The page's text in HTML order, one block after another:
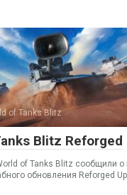
of Tanks Blitz
Blitz Reforged
of Tanks Blitz сообщили о
обновления Reforged